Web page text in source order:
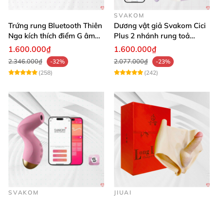
Trứng rung Bluetooth Thiên
Nga kích thích điểm G âm
vật thay đổi không khí yêu
1.600.000₫
2.346.000₫
-32%
(258)
SVAKOM
Dương vật giả Svakom Cici
Plus 2 nhánh rung toả
nhiệt, điều khiển app
1.600.000₫
2.077.000₫
-23%
(242)
SVAKOM JIUAI